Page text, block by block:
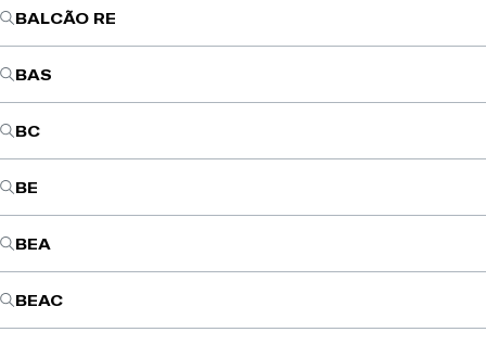
BALCÃO RE
BAS
BC
BE
BEA
BEAC